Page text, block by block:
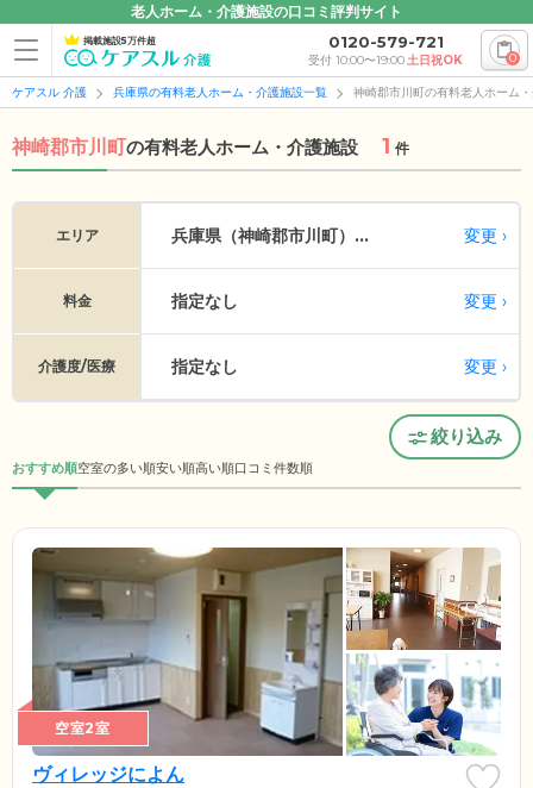
老人ホーム・介護施設の口コミ評判サイト
掲載施設5万件超 0120-579-721
受付 10:00〜19:00土日祝OK 0
ケアスル 介護 兵庫県の有料老人ホーム・介護施設一覧 神崎郡市川町の有料老人ホーム
神崎郡市川町の有料老人ホーム・介護施設 1 件
エリア 兵庫県（神崎郡市川町）... 変更
料金 指定なし 変更
介護度/医療 指定なし 変更
絞り込み
おすすめ順空室の多い順安い順高い順口コミ件数順
空室2室
ヴィレッジによん